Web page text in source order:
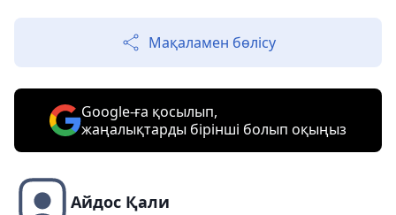
Мақаламен бөлісу
Google-ға қосылып,
жаңалықтарды бірінші болып оқыңыз
Айдос Қали